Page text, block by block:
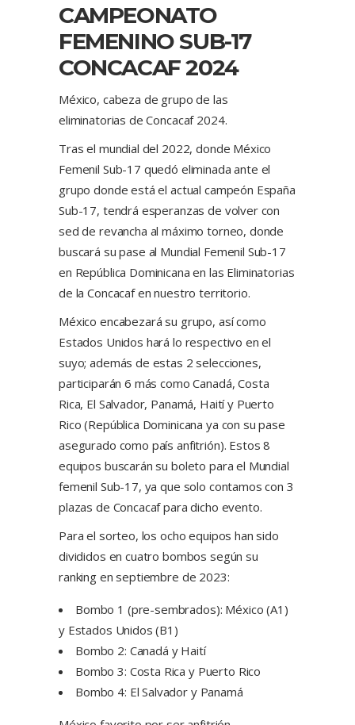
CAMPEONATO
FEMENINO SUB-17
CONCACAF 2024
México, cabeza de grupo de las
eliminatorias de Concacaf 2024.
Tras el mundial del 2022, donde México
Femenil Sub-17 quedó eliminada ante el
grupo donde está el actual campeón España
Sub-17, tendrá esperanzas de volver con
sed de revancha al máximo torneo, donde
buscará su pase al Mundial Femenil Sub-17
en República Dominicana en las Eliminatorias
de la Concacaf en nuestro territorio.
México encabezará su grupo, así como
Estados Unidos hará lo respectivo en el
suyo; además de estas 2 selecciones,
participarán 6 más como Canadá, Costa
Rica, El Salvador, Panamá, Haití y Puerto
Rico (República Dominicana ya con su pase
asegurado como país anfitrión). Estos 8
equipos buscarán su boleto para el Mundial
femenil Sub-17, ya que solo contamos con 3
plazas de Concacaf para dicho evento.
Para el sorteo, los ocho equipos han sido
divididos en cuatro bombos según su
ranking en septiembre de 2023:
Bombo 1 (pre-sembrados): México (A1)
y Estados Unidos (B1)
Bombo 2: Canadá y Haití
Bombo 3: Costa Rica y Puerto Rico
Bombo 4: El Salvador y Panamá